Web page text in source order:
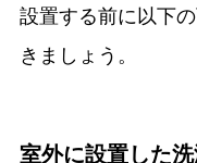
設置する前に以下
きましょう。
室外に設置した